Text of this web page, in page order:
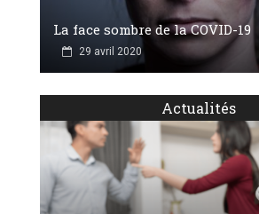
La face sombre de la COVID-19
29 avril 2020
Actualités